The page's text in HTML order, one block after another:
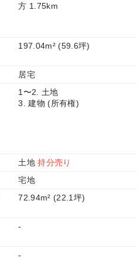
方 1.75km
197.04m² (59.6坪)
居宅
1〜2. 土地
3. 建物 (所有権)
土地持分売り
宅地
72.94m² (22.1坪)
-
-